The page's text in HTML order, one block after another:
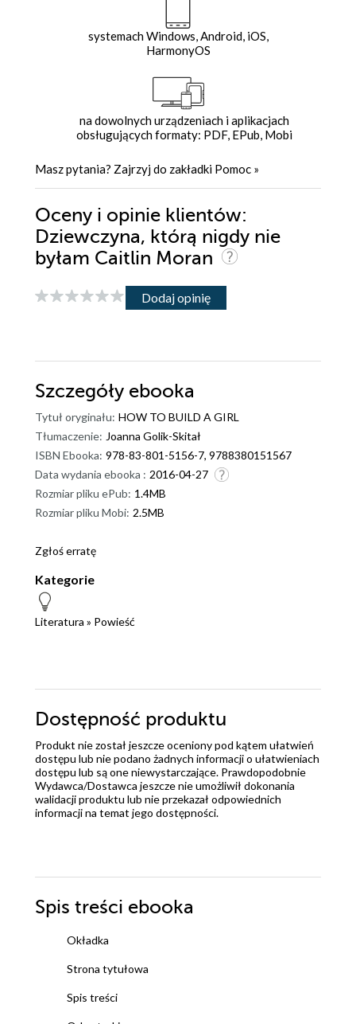
systemach Windows, Android, iOS,
HarmonyOS
na dowolnych urządzeniach i aplikacjach
obsługujących formaty: PDF, EPub, Mobi
Masz pytania? Zajrzyj do zakładki Pomoc »
Oceny i opinie klientów:
Dziewczyna, którą nigdy nie
byłam Caitlin Moran
Dodaj opinię
Szczegóły ebooka
Tytuł oryginału: HOW TO BUILD A GIRL
Tłumaczenie: Joanna Golik-Skitał
ISBN Ebooka: 978-83-801-5156-7, 9788380151567
Data wydania ebooka : 2016-04-27
Rozmiar pliku ePub: 1.4MB
Rozmiar pliku Mobi: 2.5MB
Zgłoś erratę
Kategorie
Literatura » Powieść
Dostępność produktu
Produkt nie został jeszcze oceniony pod kątem ułatwień
dostępu lub nie podano żadnych informacji o ułatwieniach
dostępu lub są one niewystarczające. Prawdopodobnie
Wydawca/Dostawca jeszcze nie umożliwił dokonania
walidacji produktu lub nie przekazał odpowiednich
informacji na temat jego dostępności.
Spis treści ebooka
Okładka
Strona tytułowa
Spis treści